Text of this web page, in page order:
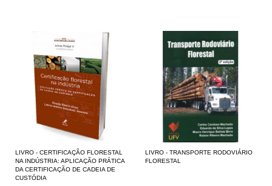
LIVRO - CERTIFICAÇÃO FLORESTAL
NA INDÚSTRIA: APLICAÇÃO PRÁTICA
DA CERTIFICAÇÃO DE CADEIA DE
CUSTÓDIA
LIVRO - TRANSPORTE RODOVIÁRIO
FLORESTAL